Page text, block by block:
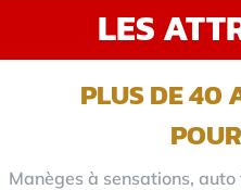
LES
PLUS DE 40
Manèges à sensations,